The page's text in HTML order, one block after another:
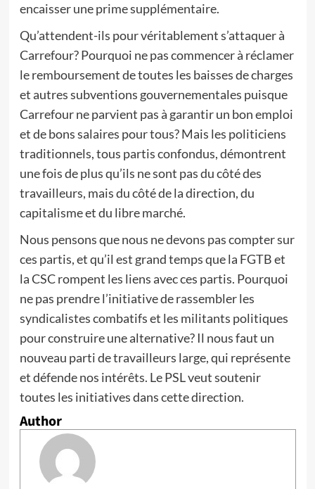
encaisser une prime supplémentaire.
Qu’attendent-ils pour véritablement s’attaquer à
Carrefour? Pourquoi ne pas commencer à réclamer
le remboursement de toutes les baisses de charges
et autres subventions gouvernementales puisque
Carrefour ne parvient pas à garantir un bon emploi
et de bons salaires pour tous? Mais les politiciens
traditionnels, tous partis confondus, démontrent
une fois de plus qu’ils ne sont pas du côté des
travailleurs, mais du côté de la direction, du
capitalisme et du libre marché.
Nous pensons que nous ne devons pas compter sur
ces partis, et qu’il est grand temps que la FGTB et
la CSC rompent les liens avec ces partis. Pourquoi
ne pas prendre l’initiative de rassembler les
syndicalistes combatifs et les militants politiques
pour construire une alternative? Il nous faut un
nouveau parti de travailleurs large, qui représente
et défende nos intérêts. Le PSL veut soutenir
toutes les initiatives dans cette direction.
Author